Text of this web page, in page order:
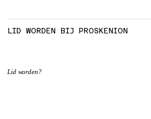
LID WORDEN BIJ PROSKENION
Lid worden?